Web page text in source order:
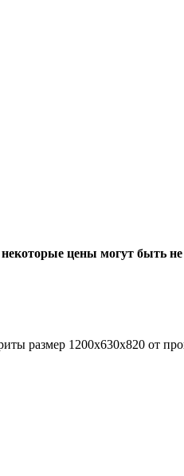
цены могут быть
размер 1200x630x820 от